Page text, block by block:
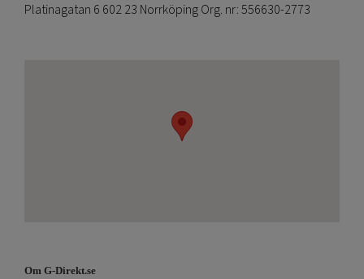
Platinagatan 6 602 23 Norrköping Org. nr: 556630-2773
Om G-Direkt.se